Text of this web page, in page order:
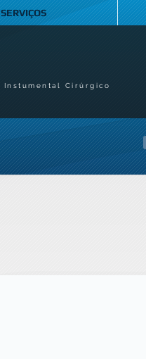
SERVIÇOS
Instumental Cirúrgico